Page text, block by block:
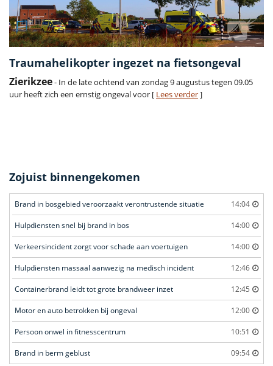
Traumahelikopter ingezet na fietsongeval
Zierikzee- In de late ochtend van zondag 9 augustus tegen 09.05
uur heeft zich een ernstig ongeval voor [ Lees verder]
Zojuist binnengekomen
Brand in bosgebied veroorzaakt verontrustende situatie 14:04
Hulpdiensten snel bij brand in bos 14:00
Verkeersincident zorgt voor schade aan voertuigen 14:00
Hulpdiensten massaal aanwezig na medisch incident 12:46
Containerbrand leidt tot grote brandweer inzet 12:45
Motor en auto betrokken bij ongeval 12:00
Persoon onwel in fitnesscentrum 10:51
Brand in berm geblust 09:54